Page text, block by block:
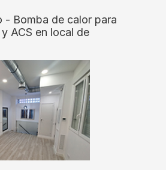
- Bomba de calor para
ACS en local de